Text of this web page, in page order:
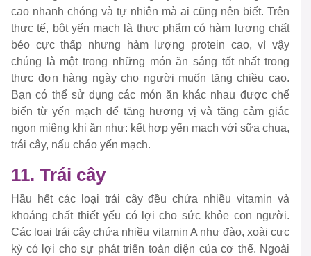
cao nhanh chóng và tự nhiên mà ai cũng nên biết. Trên
thực tế, bột yến mạch là thực phẩm có hàm lượng chất
béo cực thấp nhưng hàm lượng protein cao, vì vậy
chúng là một trong những món ăn sáng tốt nhất trong
thực đơn hàng ngày cho người muốn tăng chiều cao.
Bạn có thể sử dụng các món ăn khác nhau được chế
biến từ yến mạch để tăng hương vị và tăng cảm giác
ngon miệng khi ăn như: kết hợp yến mạch với sữa chua,
trái cây, nấu cháo yến mạch.
11. Trái cây
Hầu hết các loại trái cây đều chứa nhiều vitamin và
khoáng chất thiết yếu có lợi cho sức khỏe con người.
Các loại trái cây chứa nhiều vitamin A như đào, xoài cực
kỳ có lợi cho sự phát triển toàn diện của cơ thể. Ngoài